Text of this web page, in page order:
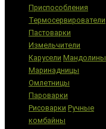
Приспособления
Термосервирователи
Пастоварки
Измельчители
Карусели Мандолины
Маринадницы
Омлетницы
Пароварки
Рисоварки Ручные
комбайны